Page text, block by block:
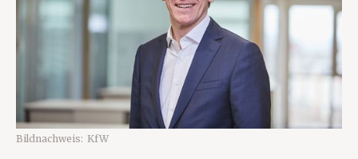
Bildnachweis: KfW